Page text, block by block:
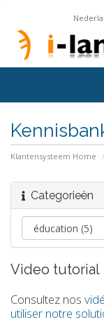
Klantensysteem Home
Categorieën
Video tutorial
Consultez nos
utiliser notre